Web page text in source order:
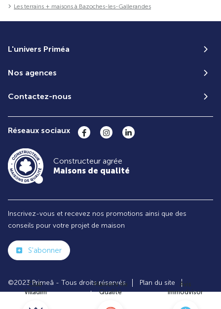
Club
Villadim
Maisons de
Qualité
Avis
Immodvisor
Les terrains + maisons à Bazoches-les-Gallerandes
L'univers Priméa
Nos agences
Contactez-nous
Réseaux sociaux
Constructeur agrée
Maisons de qualité
Inscrivez-vous et recevez nos promotions ainsi que des
conseils pour votre projet de maison
S'abonner
©2023 Primeâ - Tous droits réservés
Plan du site
Paramètres des cookies
Politiques de Confidentialités
Mentions légales
Recrutement